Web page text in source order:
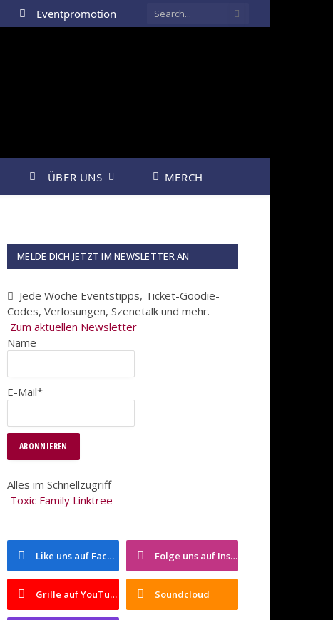
Eventpromotion
ÜBER UNS MERCH
MELDE DICH JETZT IM NEWSLETTER AN
Jede Woche Eventstipps, Ticket-Goodie-
Codes, Verlosungen, Szenetalk und mehr.
Zum aktuellen Newsletter
Name
E-Mail*
Alles im Schnellzugriff
Toxic Family Linktree
Like uns auf Facebook Folge uns auf Instagram
Grille auf YouTube Soundcloud